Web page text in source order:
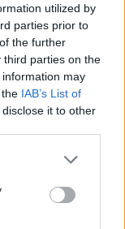
utilized by
parties prior to
the further
third parties on the
information may
IAB’s List of
it to other
Gen Z
αποταμιεύει
νέες πηγές
στον